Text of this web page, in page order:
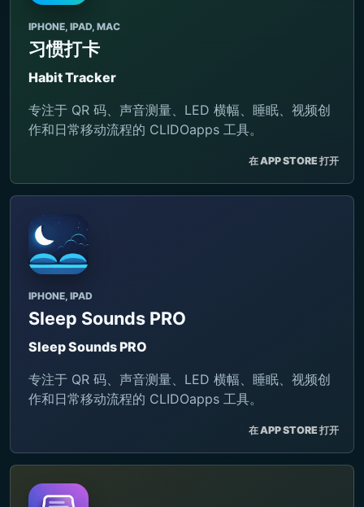
IPHONE, IPAD, MAC
习惯打卡
Habit Tracker
专注于 QR 码、声音测量、LED 横幅、睡眠、视频创
作和日常移动流程的 CLIDOapps 工具。
在 APP STORE 打开
IPHONE, IPAD
Sleep Sounds PRO
Sleep Sounds PRO
专注于 QR 码、声音测量、LED 横幅、睡眠、视频创
作和日常移动流程的 CLIDOapps 工具。
在 APP STORE 打开